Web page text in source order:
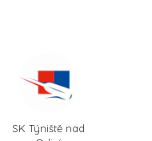
SK Týniště nad